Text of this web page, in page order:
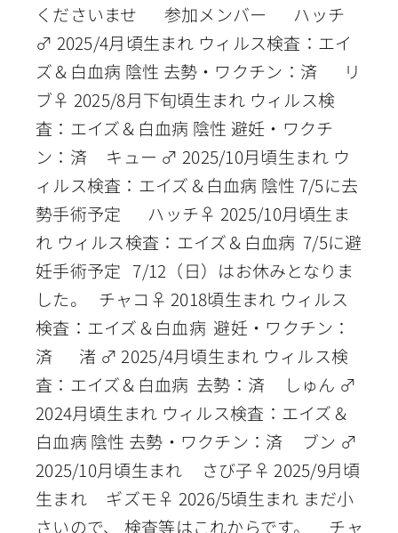
くださいませ 参加メンバー ハッチ
♂ 2025/4月頃生まれ ウィルス検査：エイ
ズ＆白血病 陰性 去勢・ワクチン：済 リ
ブ♀ 2025/8月下旬頃生まれ ウィルス検
査：エイズ＆白血病 陰性 避妊・ワクチ
ン：済 キュー ♂ 2025/10月頃生まれ ウ
ィルス検査：エイズ＆白血病 陰性 7/5に去
勢手術予定 ハッチ♀ 2025/10月頃生ま
れ ウィルス検査：エイズ＆白血病 7/5に避
妊手術予定 7/12（日）はお休みとなりま
した。 チャコ♀ 2018頃生まれ ウィルス
検査：エイズ＆白血病 避妊・ワクチン：
済 渚 ♂ 2025/4月頃生まれ ウィルス検
査：エイズ＆白血病 去勢：済 しゅん ♂
2024月頃生まれ ウィルス検査：エイズ＆
白血病 陰性 去勢・ワクチン：済 ブン ♂
2025/10月頃生まれ さび子♀ 2025/9月頃
生まれ ギズモ♀ 2026/5頃生まれ まだ小
さいので、 検査等はこれからです。 チャ